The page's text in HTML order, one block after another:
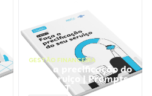
GESTÃO FINANCEIRA
Faça a precificação do
seu serviço | Prompts
ChatGPT